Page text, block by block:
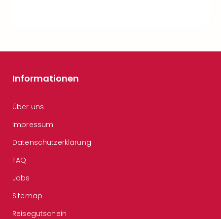
Informationen
Über uns
Impressum
Datenschutzerklärung
FAQ
Jobs
Sitemap
Reisegutschein